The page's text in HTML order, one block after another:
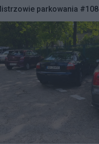
parkowania #108